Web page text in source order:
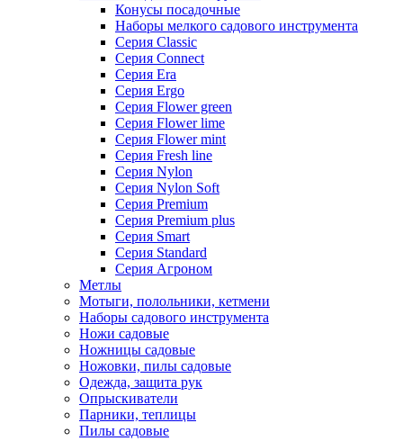
Конусы посадочные
Наборы мелкого садового инструмента
Серия Classic
Серия Connect
Серия Era
Серия Ergo
Серия Flower green
Серия Flower lime
Серия Flower mint
Серия Fresh line
Серия Nylon
Серия Nylon Soft
Серия Premium
Серия Premium plus
Серия Smart
Серия Standard
Серия Агроном
Метлы
Мотыги, полольники, кетмени
Наборы садового инструмента
Ножи садовые
Ножницы садовые
Ножовки, пилы садовые
Одежда, защита рук
Опрыскиватели
Парники, теплицы
Пилы садовые